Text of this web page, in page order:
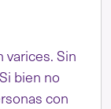
Sin
bien no
con